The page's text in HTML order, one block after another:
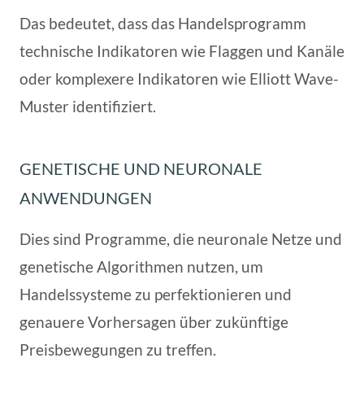
Das bedeutet, dass das Handelsprogramm
technische Indikatoren wie Flaggen und Kanäle
oder komplexere Indikatoren wie Elliott Wave-
Muster identifiziert.
GENETISCHE UND NEURONALE
ANWENDUNGEN
Dies sind Programme, die neuronale Netze und
genetische Algorithmen nutzen, um
Handelssysteme zu perfektionieren und
genauere Vorhersagen über zukünftige
Preisbewegungen zu treffen.